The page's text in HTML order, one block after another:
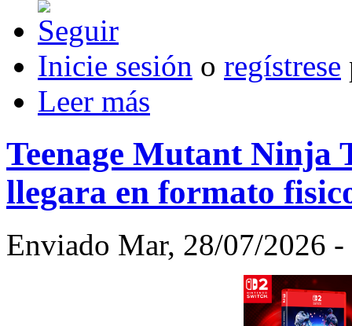
Inicie sesión o regístrese
Leer más
Teenage Mutant Ninja
llegara en formato
Enviado Mar, 28/07/2026